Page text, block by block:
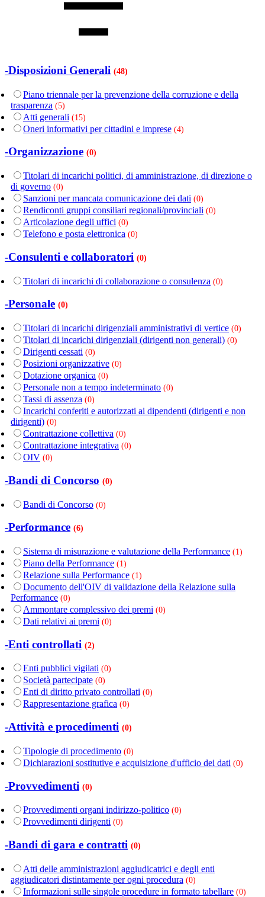
-Disposizioni Generali (48)
Piano triennale per la prevenzione della corruzione e della
trasparenza (5)
Atti generali (15)
Oneri informativi per cittadini e imprese (4)
-Organizzazione (0)
Titolari di incarichi politici, di amministrazione, di direzione o
di governo (0)
Sanzioni per mancata comunicazione dei dati (0)
Rendiconti gruppi consiliari regionali/provinciali (0)
Articolazione degli uffici (0)
Telefono e posta elettronica (0)
-Consulenti e collaboratori (0)
Titolari di incarichi di collaborazione o consulenza (0)
-Personale (0)
Titolari di incarichi dirigenziali amministrativi di vertice (0)
Titolari di incarichi dirigenziali (dirigenti non generali) (0)
Dirigenti cessati (0)
Posizioni organizzative (0)
Dotazione organica (0)
Personale non a tempo indeterminato (0)
Tassi di assenza (0)
Incarichi conferiti e autorizzati ai dipendenti (dirigenti e non
dirigenti) (0)
Contrattazione collettiva (0)
Contrattazione integrativa (0)
OIV (0)
-Bandi di Concorso (0)
Bandi di Concorso (0)
-Performance (6)
Sistema di misurazione e valutazione della Performance (1)
Piano della Performance (1)
Relazione sulla Performance (1)
Documento dell'OIV di validazione della Relazione sulla
Performance (0)
Ammontare complessivo dei premi (0)
Dati relativi ai premi (0)
-Enti controllati (2)
Enti pubblici vigilati (0)
Società partecipate (0)
Enti di diritto privato controllati (0)
Rappresentazione grafica (0)
-Attività e procedimenti (0)
Tipologie di procedimento (0)
Dichiarazioni sostitutive e acquisizione d'ufficio dei dati (0)
-Provvedimenti (0)
Provvedimenti organi indirizzo-politico (0)
Provvedimenti dirigenti (0)
-Bandi di gara e contratti (0)
Atti delle amministrazioni aggiudicatrici e degli enti
aggiudicatori distintamente per ogni procedura (0)
Informazioni sulle singole procedure in formato tabellare (0)